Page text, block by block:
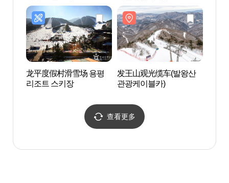
龙平度假村滑雪场 용평
리조트 스키장
发王山观光缆车(발왕산
관광케이블카)
查看更多